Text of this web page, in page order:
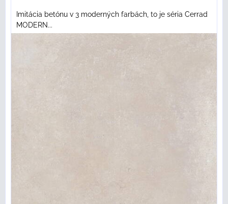
Imitácia betónu v 3 moderných farbách, to je séria Cerrad
MODERN...